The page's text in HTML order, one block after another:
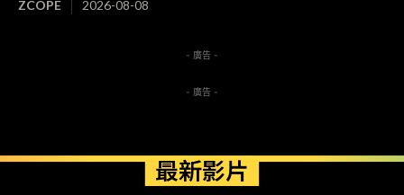
ZCOPE 2026-08-08
- 廣告 -
- 廣告 -
最新影片